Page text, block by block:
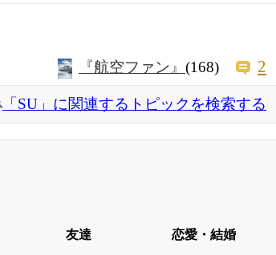
『航空ファン』 (168) 2
「SU」に関連するトピックを検索する
友達 恋愛・結婚